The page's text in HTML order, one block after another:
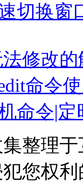
切换窗
修改
命令
命令|
整理
您权